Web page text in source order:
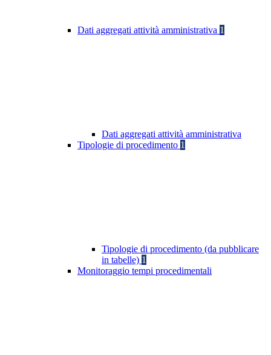
Dati aggregati attività amministrativa 1
Dati aggregati attività amministrativa
Tipologie di procedimento 1
Tipologie di procedimento (da pubblicare
in tabelle) 1
Monitoraggio tempi procedimentali